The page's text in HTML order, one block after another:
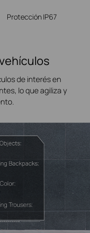
Protección IP67
de interés en
lo que agiliza y